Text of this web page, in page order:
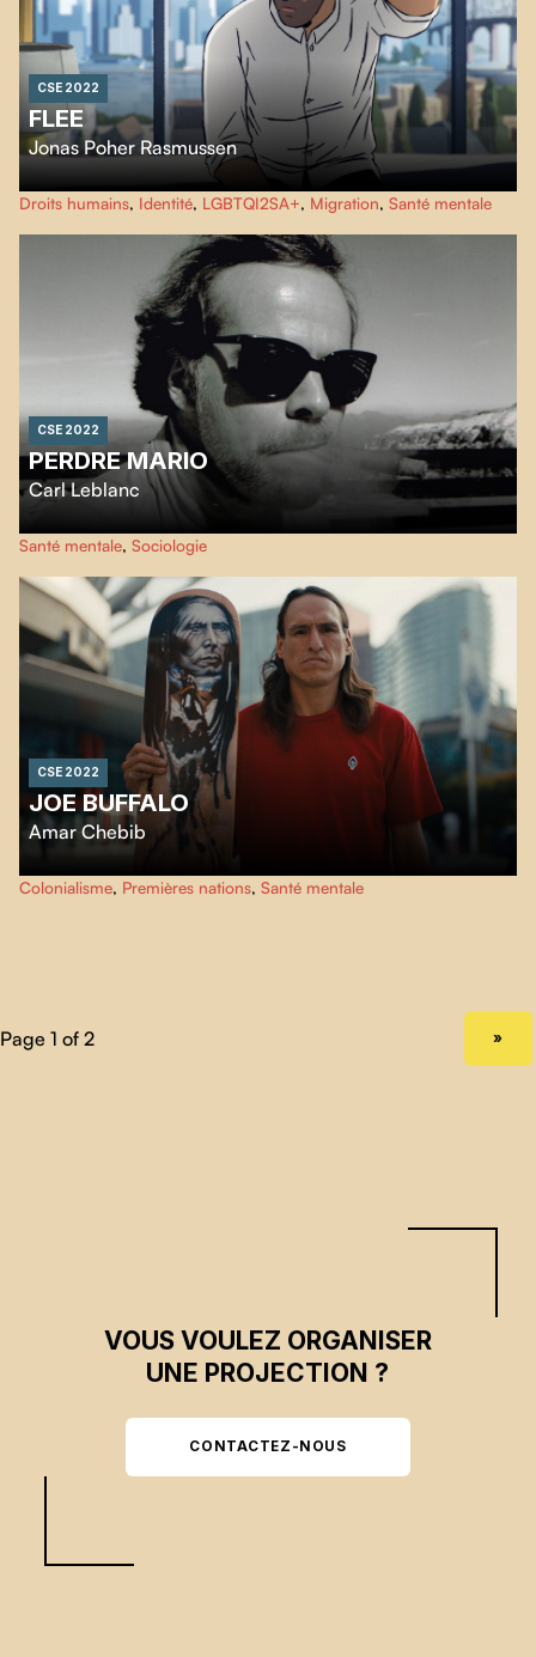
CSE 2022
FLEE
Jonas Poher Rasmussen
Ce documentaire d'animation est basé sur l’histoire vraie d'Amin Nawabi,
réfugié Afghan. Aux prises avec un douloureux secret, gardé caché pendant
20 ans, qui menace maintenant de faire dérailler la vie qu'il s'est construite
pour lui-même et son futur mari.
Droits humains, Identité, LGBTQI2SA+, Migration, Santé mentale
CSE 2022
PERDRE MARIO
Carl Leblanc
En commettant ainsi l’un des 1200 suicides qui se sont déroulés au Québec
cette année-là, Mario a plongé ses ami·e·s et ses proches dans un tourbillon
de questionnements et de profonde tristesse, celui-là même qui assaille
toute personne laissée brutalement dans le deuil par un départ volontaire et
irrémédiable.
Santé mentale, Sociologie
CSE 2022
JOE BUFFALO
Amar Chebib
Joe Buffalo est une légende autochtone de la planche à roulettes. Il est
également un survivant du système de pensionnats autochtones au
Colonialisme, Premières nations, Santé mentale
»
VOUS VOULEZ ORGANISER
UNE PROJECTION ?
CONTACTEZ-NOUS